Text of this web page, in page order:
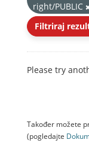
right/PUBLIC
Filtriraj
Please try
Također možete
(pogledajte